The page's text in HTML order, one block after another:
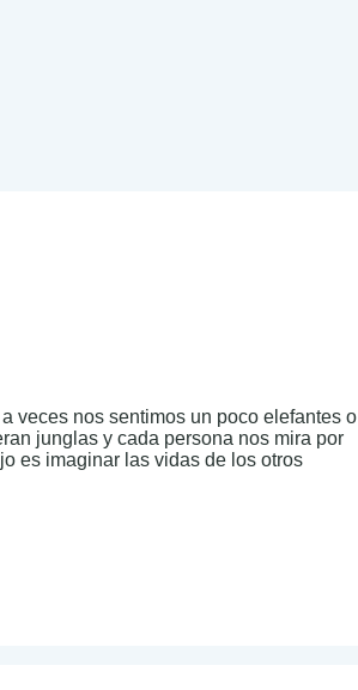
veces nos sentimos un poco elefantes o
junglas y cada persona nos mira por
es imaginar las vidas de los otros